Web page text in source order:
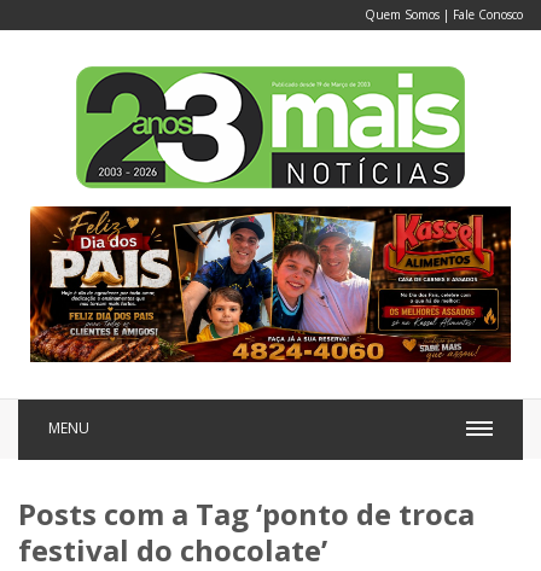
Quem Somos | Fale Conosco
MENU
Posts com a Tag ‘ponto de troca
festival do chocolate’